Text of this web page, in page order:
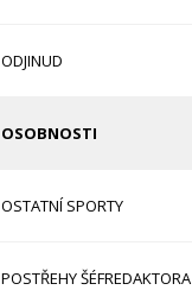
ODJINUD
OSOBNOSTI
OSTATNÍ SPORTY
POSTŘEHY ŠÉFREDAKTORA